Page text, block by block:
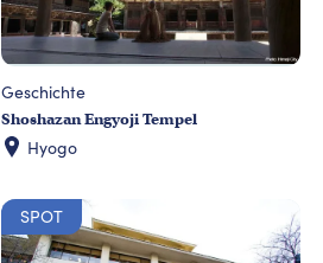
Geschichte
Shoshazan Engyoji Tempel
Hyogo
SPOT